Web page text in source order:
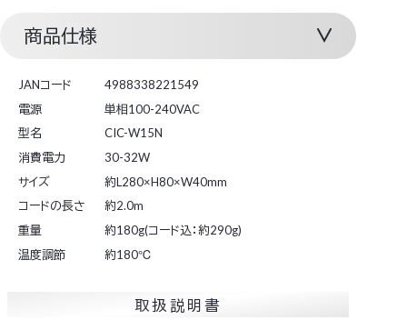
商品仕様
JANコード
4988338221549
電源
単相100-240VAC
型名
CIC-W15N
消費電力
30-32W
サイズ
約L280×H80×W40mm
コードの長さ
約2.0m
重量
約180g(コード込：約290g)
温度調節
約180℃
取扱説明書